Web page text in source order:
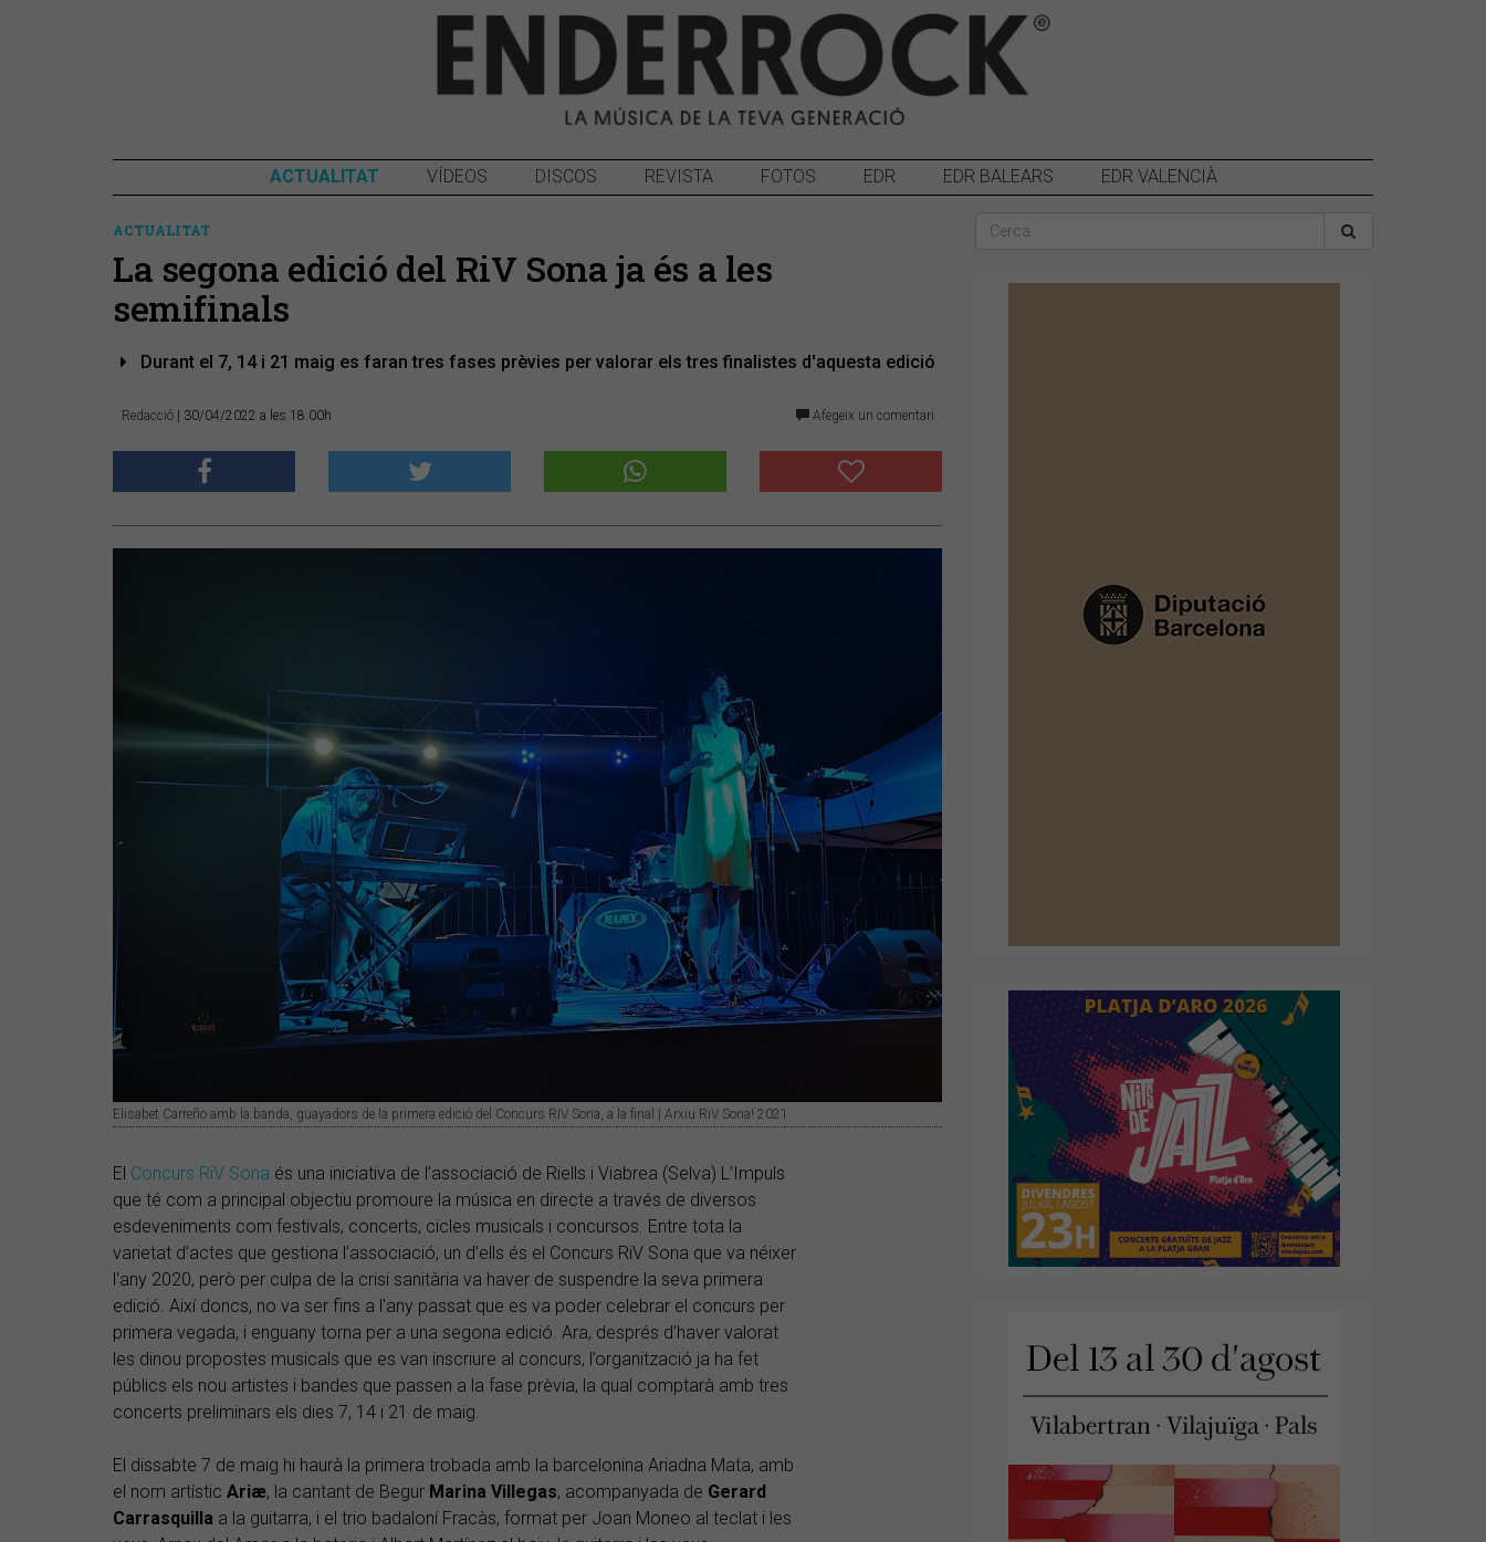
ACTUALITAT VÍDEOS DISCOS REVISTA FOTOS EDR EDR BALEARS EDR VALENCIÀ
ACTUALITAT
La segona edició del RiV Sona ja és a les
semifinals
Durant el 7, 14 i 21 maig es faran tres fases prèvies per valorar els tres finalistes d'aquesta edició
Redacció | 30/04/2022 a les 18:00h Afegeix un comentari
Elisabet Carreño amb la banda, guayadors de la primera edició del Concurs RIV Sona, a la final | Arxiu RiV Sona! 2021
El Concurs RiV Sona és una iniciativa de l’associació de Riells i Viabrea (Selva) L’Impuls
que té com a principal objectiu promoure la música en directe a través de diversos
esdeveniments com festivals, concerts, cicles musicals i concursos. Entre tota la
varietat d’actes que gestiona l’associació, un d’ells és el Concurs RiV Sona que va néixer
l'any 2020, però per culpa de la crisi sanitària va haver de suspendre la seva primera
edició. Així doncs, no va ser fins a l'any passat que es va poder celebrar el concurs per
primera vegada, i enguany torna per a una segona edició. Ara, després d’haver valorat
les dinou propostes musicals que es van inscriure al concurs, l’organització ja ha fet
públics els nou artistes i bandes que passen a la fase prèvia, la qual comptarà amb tres
concerts preliminars els dies 7, 14 i 21 de maig.
El dissabte 7 de maig hi haurà la primera trobada amb la barcelonina Ariadna Mata, amb
el nom artístic Ariæ, la cantant de Begur Marina Villegas, acompanyada de Gerard
Carrasquilla a la guitarra, i el trio badaloní Fracàs, format per Joan Moneo al teclat i les